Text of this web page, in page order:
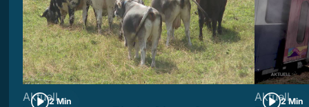
2 Min
Aktuell 2 Min
Aktuell